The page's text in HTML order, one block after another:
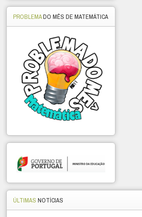
PROBLEMADO MÊS DE MATEMÁTICA
ÚLTIMAS NOTÍCIAS